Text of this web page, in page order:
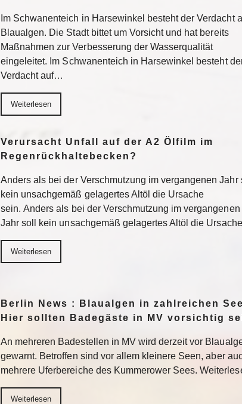
Im Schwanenteich in Harsewinkel besteht der Verdacht
Blaualgen. Die Stadt bittet um Vorsicht und hat bereits
Maßnahmen zur Verbesserung der Wasserqualität
eingeleitet. Im Schwanenteich in Harsewinkel besteht
Verdacht auf…
Weiterlesen
Verursacht Unfall auf der A2 Ölfilm im
Regenrückhaltebecken?
Anders als bei der Verschmutzung im vergangenen Jahr
kein unsachgemäß gelagertes Altöl die Ursache
sein. Anders als bei der Verschmutzung im vergangenen
Jahr soll kein unsachgemäß gelagertes Altöl die
Weiterlesen
Berlin News : Blaualgen in zahlreichen
Hier sollten Badegäste in MV vorsichtig
An mehreren Badestellen in MV wird derzeit vor
gewarnt. Betroffen sind vor allem kleinere Seen, aber
mehrere Uferbereiche des Kummerower Sees.
Weiterlesen